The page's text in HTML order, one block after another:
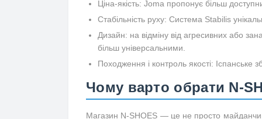
Ціна-якість: Joma пропонує більш
Стабільність руху: Система Stabilis
Дизайн: на відміну від агресивних або
більш універсальними.
Походження і контроль якості: Іспанське
Чому варто обрати N-
Магазин N-SHOES — це не просто майданчик